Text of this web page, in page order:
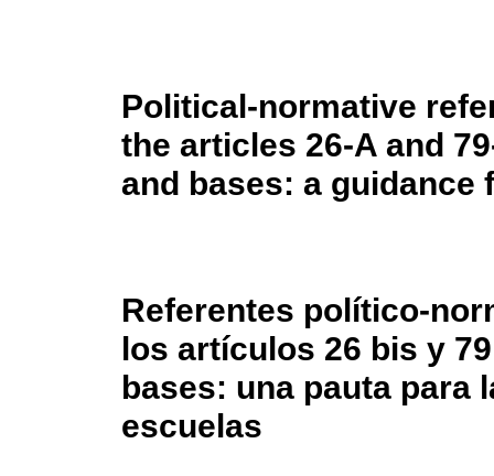
Political-normative
the articles 26-A and
and bases: a
Referentes político-
los artículos 26 bis y
bases: una pauta para
escuelas